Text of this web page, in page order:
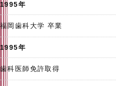
1995年
福岡歯科大学 卒業
1995年
歯科医師免許取得